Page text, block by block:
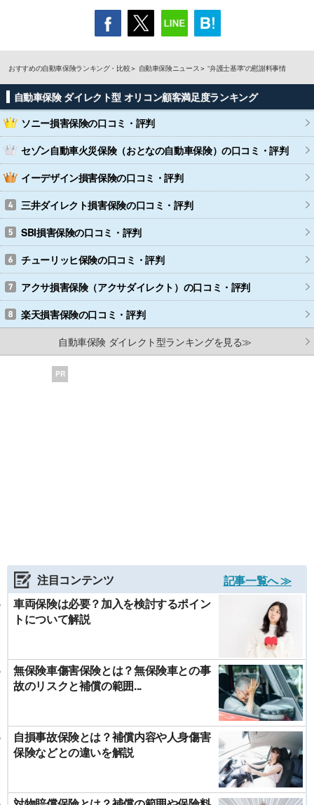
おすすめの自動車保険ランキング・比較 自動車保険ニュース “弁護士基準”の慰謝料事情
自動車保険 ダイレクト型 オリコン顧客満足度ランキング
ソニー損害保険の口コミ・評判
セゾン自動車火災保険（おとなの自動車保険）の口コミ・評判
イーデザイン損害保険の口コミ・評判
三井ダイレクト損害保険の口コミ・評判
SBI損害保険の口コミ・評判
チューリッヒ保険の口コミ・評判
アクサ損害保険（アクサダイレクト） の口コミ・評判
楽天損害保険の口コミ・評判
自動車保険 ダイレクト型ランキングを見る≫
PR
注目コンテンツ
記事一覧へ ≫
車両保険は必要？加入を検討するポイン
トについて解説
無保険車傷害保険とは？無保険車との事
故のリスクと補償の範囲...
自損事故保険とは？補償内容や人身傷害
保険などとの違いを解説